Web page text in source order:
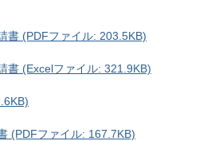
書 (PDFファイル: 203.5KB)
書 (Excelファイル: 321.9KB)
(PDFファイル: 167.7KB)